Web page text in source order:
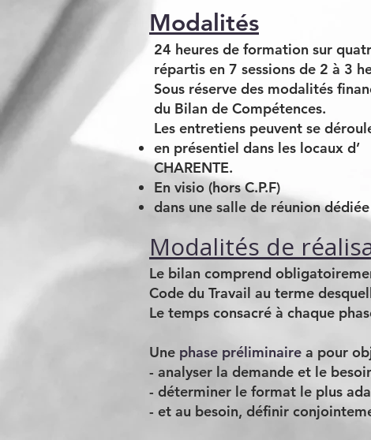
Modalités
24 heures de formation sur
répartis en 7 sessions de 2 à 3
Sous réserve des modalités
du Bilan de Compétences.
Les entretiens peuvent se
en présentiel dans les locaux
CHARENTE.
En visio (hors C.P.F)
dans une salle de réunion
Modalités de
Le bilan comprend
Code du Travail au terme
Le temps consacré à chaque
Une phase préliminaire a pour
- analyser la demande et le
- déterminer le format le plus
- et au besoin, définir